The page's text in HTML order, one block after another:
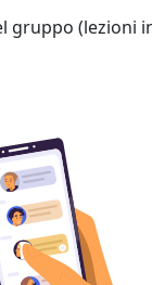
(lezioni